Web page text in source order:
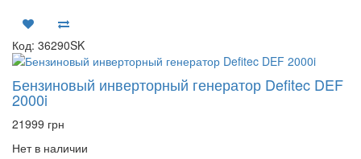
Код: 36290SK
Бензиновый инверторный генератор Defitec DEF
2000i
21999 грн
Нет в наличии